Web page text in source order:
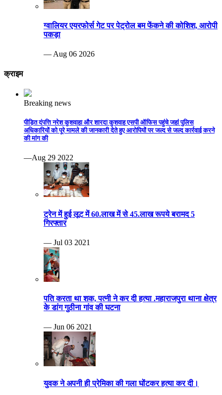
ग्वालियर एयरफोर्स गेट पर पेट्रोल बम फेंकने की कोशिश, आरोपी
पकड़ा
— Aug 06 2026
क्राइम
Breaking news
पीड़ित दंपत्ति नरेश कुशवाहा और शारदा कुशवाह एसपी ऑफिस पहुंचे जहां पुलिस
अधिकारियों को पूरे मामले की जानकारी देते हुए आरोपियों पर जल्द से जल्द कार्रवाई करने
की मांग की
—Aug 29 2022
ट्रेन में हुई लूट में 60.लाख में से 45.लाख रूपये बरामद 5
गिरफ्तार
— Jul 03 2021
पति करता था शक, पत्नी ने कर दी हत्या .महाराजपुरा थाना क्षेत्र
के डांग गुठीना गांव की घटना
— Jun 06 2021
युवक ने अपनी ही प्रेमिका की गला घोंटकर हत्या कर दी।